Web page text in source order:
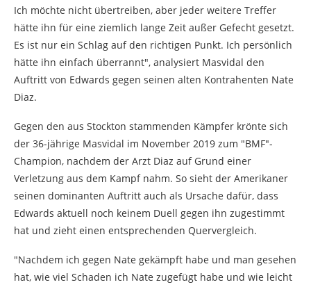
Ich möchte nicht übertreiben, aber jeder weitere Treffer
hätte ihn für eine ziemlich lange Zeit außer Gefecht gesetzt.
Es ist nur ein Schlag auf den richtigen Punkt. Ich persönlich
hätte ihn einfach überrannt", analysiert Masvidal den
Auftritt von Edwards gegen seinen alten Kontrahenten Nate
Diaz.
Gegen den aus Stockton stammenden Kämpfer krönte sich
der 36-jährige Masvidal im November 2019 zum "BMF"-
Champion, nachdem der Arzt Diaz auf Grund einer
Verletzung aus dem Kampf nahm. So sieht der Amerikaner
seinen dominanten Auftritt auch als Ursache dafür, dass
Edwards aktuell noch keinem Duell gegen ihn zugestimmt
hat und zieht einen entsprechenden Quervergleich.
"Nachdem ich gegen Nate gekämpft habe und man gesehen
hat, wie viel Schaden ich Nate zugefügt habe und wie leicht